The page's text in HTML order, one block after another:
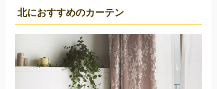
北におすすめのカーテン